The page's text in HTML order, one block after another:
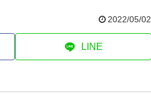
2022/05/02
LINE